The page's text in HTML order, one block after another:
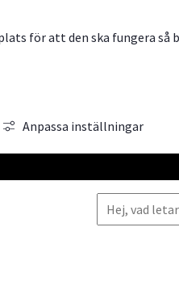
för att den ska fungera så
Anpassa inställningar